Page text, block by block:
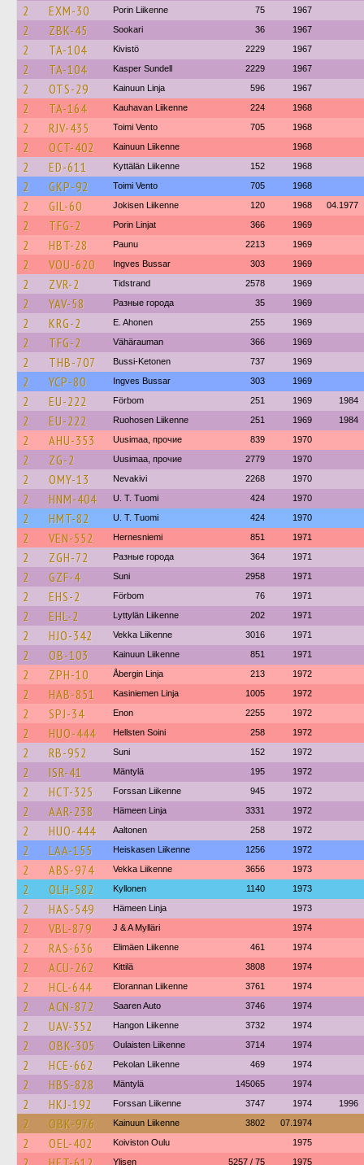
2 EXM-30 Porin Liikenne 75 1967
2 ZBK-45 Sookari 36 1967
2 TA-104 Kivistö 2229 1967
2 TA-104 Kasper Sundell 2229 1967
2 OTS-29 Kainuun Linja 596 1967
2 TA-164 Kauhavan Liikenne 224 1968
2 RJV-435 Toimi Vento 705 1968
2 OCT-402 Kainuun Liikenne 1968
2 ED-611 Kyttälän Liikenne 152 1968
2 GKP-92 Toimi Vento 705 1968
2 GIL-60 Jokisen Liikenne 120 1968 04.1977
2 TFG-2 Porin Linjat 366 1969
2 HBT-28 Paunu 2213 1969
2 VOU-620 Ingves Bussar 303 1969
2 ZVR-2 Tidstrand 2578 1969
2 YAV-58 Разные города 35 1969
2 KRG-2 E. Ahonen 255 1969
2 TFG-2 Vähärauman 366 1969
2 THB-707 Bussi-Ketonen 737 1969
2 YCP-80 Ingves Bussar 303 1969
2 EU-222 Förbom 251 1969 1984
2 EU-222 Ruohosen Liikenne 251 1969 1984
2 AHU-353 Uusimaa, прочие 839 1970
2 ZG-2 Uusimaa, прочие 2779 1970
2 OMY-13 Nevakivi 2268 1970
2 HNM-404 U. T. Tuomi 424 1970
2 HMT-82 U. T. Tuomi 424 1970
2 VEN-552 Hernesniemi 851 1971
2 ZGH-72 Разные города 364 1971
2 GZF-4 Suni 2958 1971
2 EHS-2 Förbom 76 1971
2 EHL-2 Lyttylän Liikenne 202 1971
2 HJO-342 Vekka Liikenne 3016 1971
2 OB-103 Kainuun Liikenne 851 1971
2 ZPH-10 Åbergin Linja 213 1972
2 HAB-851 Kasiniemen Linja 1005 1972
2 SPJ-34 Enon 2255 1972
2 HUO-444 Hellsten Soini 258 1972
2 RB-952 Suni 152 1972
2 ISR-41 Mäntylä 195 1972
2 HCT-325 Forssan Liikenne 945 1972
2 AAR-238 Hämeen Linja 3331 1972
2 HUO-444 Aaltonen 258 1972
2 LAA-155 Heiskasen Liikenne 1256 1972
2 ABS-974 Vekka Liikenne 3656 1973
2 OLH-582 Kyllonen 1140 1973
2 HAS-549 Hämeen Linja 1973
2 VBL-879 J & A Mylläri 1974
2 RAS-636 Elimäen Liikenne 461 1974
2 ACU-262 Kittilä 3808 1974
2 HCL-644 Elorannan Liikenne 3761 1974
2 ACN-872 Saaren Auto 3746 1974
2 UAV-352 Hangon Liikenne 3732 1974
2 OBK-305 Oulaisten Liikenne 3714 1974
2 HCE-662 Pekolan Liikenne 469 1974
2 HBS-828 Mäntylä 145065 1974
2 HKJ-192 Forssan Liikenne 3747 1974 1996
2 OBK-976 Kainuun Liikenne 3802 07.1974
2 OEL-402 Koiviston Oulu 1975
Ylisen 5257 / 75 1975